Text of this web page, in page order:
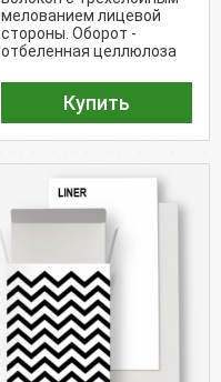
мелованием лицевой
стороны. Оборот -
отбеленная целлюлоза
(Белизна - 90%)
Купить